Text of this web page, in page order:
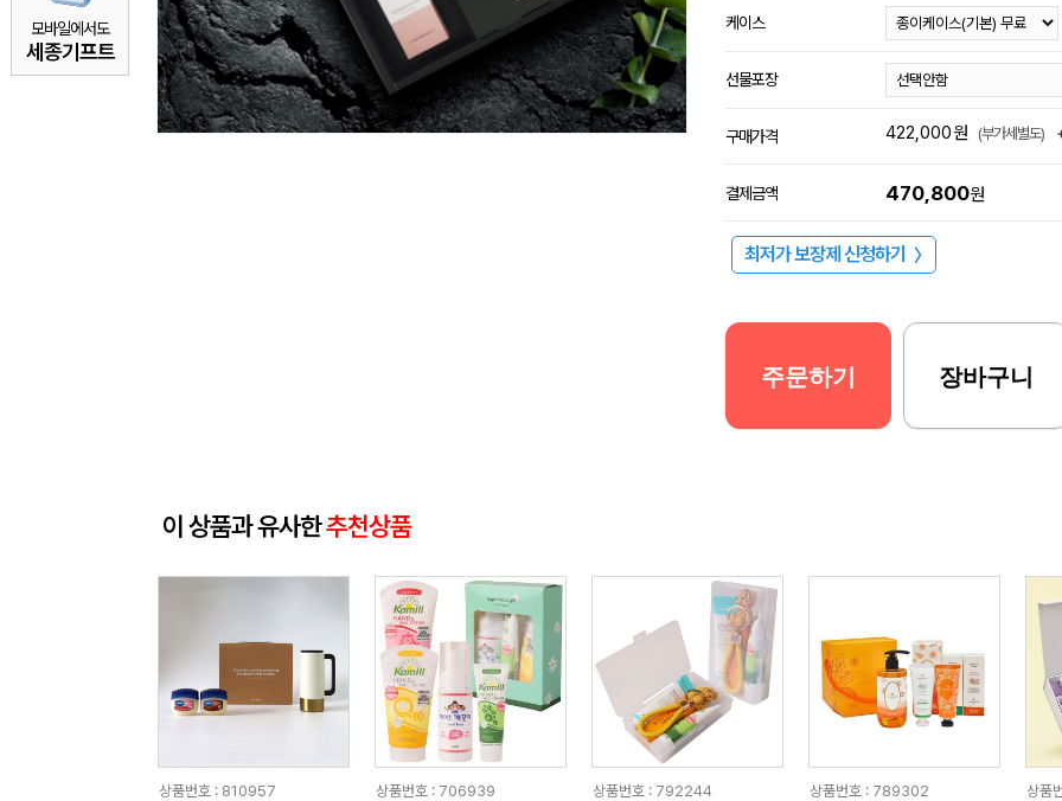
모바일에서도
세종기프트
케이스
선물포장
구매가격 422,000원 (부가세별도)
결제금액 470,800원
최저가 보장제 신청하기 〉
주문하기 장바구니
이 상품과 유사한추천상품
상품번호 : 810957
상품번호 : 706939
상품번호 : 792244
상품번호 : 789302
상품